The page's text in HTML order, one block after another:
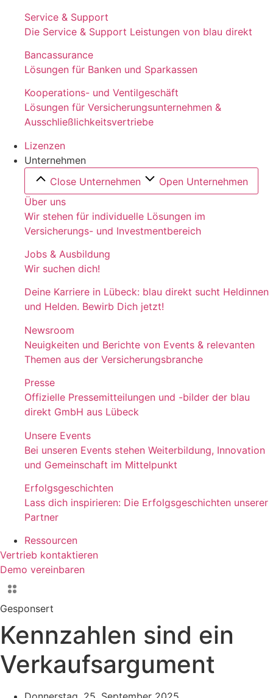
Service & Support
Die Service & Support Leistungen von blau direkt
Bancassurance
Lösungen für Banken und Sparkassen
Kooperations- und Ventilgeschäft
Lösungen für Versicherungsunternehmen &
Ausschließlichkeitsvertriebe
Lizenzen
Unternehmen
Close Unternehmen
Open Unternehmen
Über uns
Wir stehen für individuelle Lösungen im
Versicherungs- und Investmentbereich
Jobs & Ausbildung
Wir suchen dich!
Deine Karriere in Lübeck: blau direkt sucht Heldinnen
und Helden. Bewirb Dich jetzt!
Newsroom
Neuigkeiten und Berichte von Events & relevanten
Themen aus der Versicherungsbranche
Presse
Offizielle Pressemitteilungen und -bilder der blau
direkt GmbH aus Lübeck
Unsere Events
Bei unseren Events stehen Weiterbildung, Innovation
und Gemeinschaft im Mittelpunkt
Erfolgsgeschichten
Lass dich inspirieren: Die Erfolgsgeschichten unserer
Partner
Ressourcen
Vertrieb kontaktieren
Demo vereinbaren
Gesponsert
Kennzahlen sind ein
Verkaufsargument